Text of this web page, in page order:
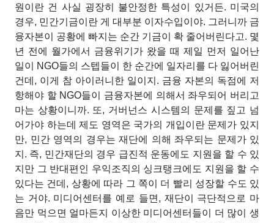
원이란 건 사실 굉장히 불안정한 특성이 있거든. 미국의
경우, 민간기금이란 게 대부분 이자수입이야. 그러니까 금
융자본이 공황에 빠지는 순간 기금이 확 줄어버린다고. 몇
년 전에 월가에서 금융위기가 왔을 때 제일 먼저 일어난
일이 NGO들의 스텝들이 한 순간에 일자리를 다 잃어버린
건데, 이게 참 아이러니한 일이지. 금융 자본의 독점에 저
항해야 할 NGO들이 금융자본에 의해서 좌우되어 버리고
마는 상황이니까. 또, 거버넌스 시스템의 문제를 짚고 넘
어가야 하는데 제도 영역은 국가의 개입이란 문제가 있지
만, 민간 영역의 경우는 재단에 의해 좌우되는 문제가 있
지. 즉, 민간재단의 경우 급진적 운동에도 지원을 할 수 있
지만 그 반대편인 우익조직의 싱크탱크에도 지원을 할 수
있다는 건데, 상황에 따라 그 쪽이 더 빨리 성장할 수도 있
는 거야. 미디어센터를 예로 들면, 재단이 극단적으로 마
음만 먹으면 얼마든지 이상한 미디어센터들이 더 많이 생